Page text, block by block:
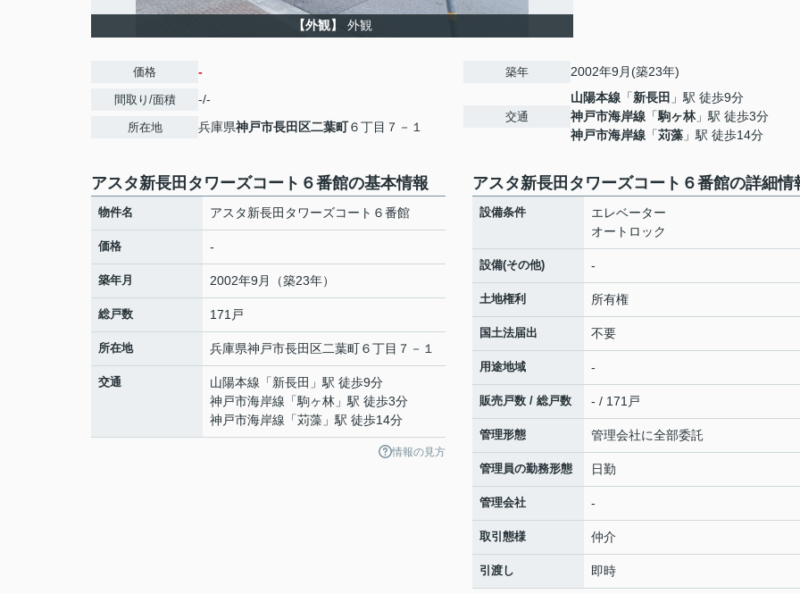
【外観】 外観
価格 -
間取り/面積 -/-
所在地 兵庫県神戸市長田区二葉町６丁目７－１
築年 2002年9月(築23年)
交通
山陽本線 「新長田 」駅 徒歩9分
神戸市海岸線 「駒ヶ林」駅 徒歩3分
神戸市海岸線 「苅藻 」駅 徒歩14分
アスタ新長田タワーズコート６番館の基本情報
物件名 アスタ新長田タワーズコート６番館
価格 -
築年月 2002年9月（築23年）
総戸数 171戸
所在地 兵庫県神戸市長田区二葉町６丁目７－１
交通 山陽本線 「新長田 」駅 徒歩9分
神戸市海岸線 「駒ヶ林 」駅 徒歩3分
神戸市海岸線 「苅藻 」駅 徒歩14分
情報の見方
アスタ新長田タワーズコート６番館の詳細情
設備条件
エレベーター
オートロック
設備(その他) -
土地権利 所有権
国土法届出 不要
用途地域 -
販売戸数 / 総戸数 - / 171戸
管理形態 管理会社に全部委託
管理員の勤務形態 日勤
管理会社 -
取引態様 仲介
引渡し 即時